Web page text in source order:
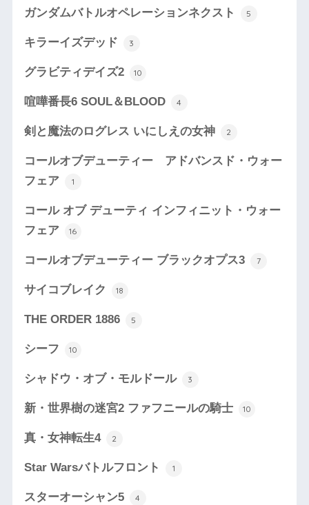
ガンダムバトルオペレーションネクスト 5
キラーイズデッド 3
グラビティデイズ2 10
喧嘩番長6 SOUL＆BLOOD 4
剣と魔法のログレス いにしえの女神 2
コールオブデューティー アドバンスド・ウォー
フェア
1
コール オブ デューティ インフィニット・ウォー
フェア
16
コールオブデューティー ブラックオプス3 7
サイコブレイク 18
THE ORDER 1886 5
シーフ 10
シャドウ・オブ・モルドール 3
新・世界樹の迷宮2 ファフニールの騎士 10
真・女神転生4 2
Star Warsバトルフロント 1
スターオーシャン5 4